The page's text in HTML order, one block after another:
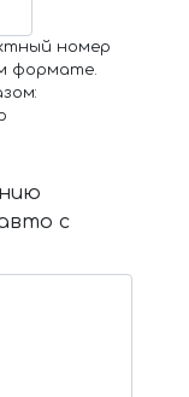
номер
формате.
с